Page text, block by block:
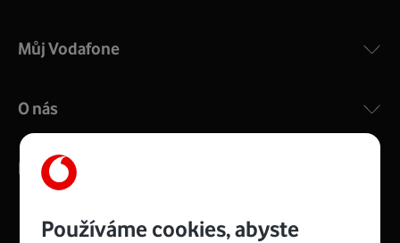
Používáme cookies, abyste
Můj Vodafone
O nás
Kontakty